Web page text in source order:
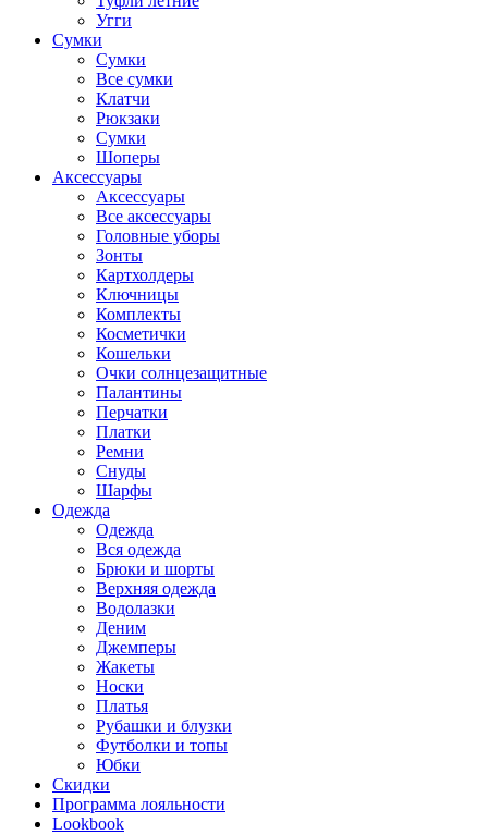
Угги
Сумки
Сумки
Все сумки
Клатчи
Рюкзаки
Сумки
Шоперы
Аксессуары
Аксессуары
Все аксессуары
Головные уборы
Зонты
Картхолдеры
Ключницы
Комплекты
Косметички
Кошельки
Очки солнцезащитные
Палантины
Перчатки
Платки
Ремни
Снуды
Шарфы
Одежда
Одежда
Вся одежда
Брюки и шорты
Верхняя одежда
Водолазки
Деним
Джемперы
Жакеты
Носки
Платья
Рубашки и блузки
Футболки и топы
Юбки
Скидки
Программа лояльности
Lookbook